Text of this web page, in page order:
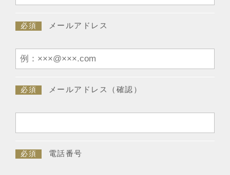
必須 メールアドレス
必須 メールアドレス（確認）
必須 電話番号